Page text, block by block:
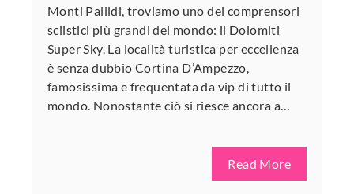
Monti Pallidi, troviamo uno dei comprensori
sciistici più grandi del mondo: il Dolomiti
Super Sky. La località turistica per eccellenza
è senza dubbio Cortina D’Ampezzo,
famosissima e frequentata da vip di tutto il
mondo. Nonostante ciò si riesce ancora a…
Read More